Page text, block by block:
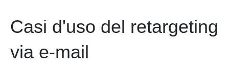
Casi d'uso del retargeting
via e-mail